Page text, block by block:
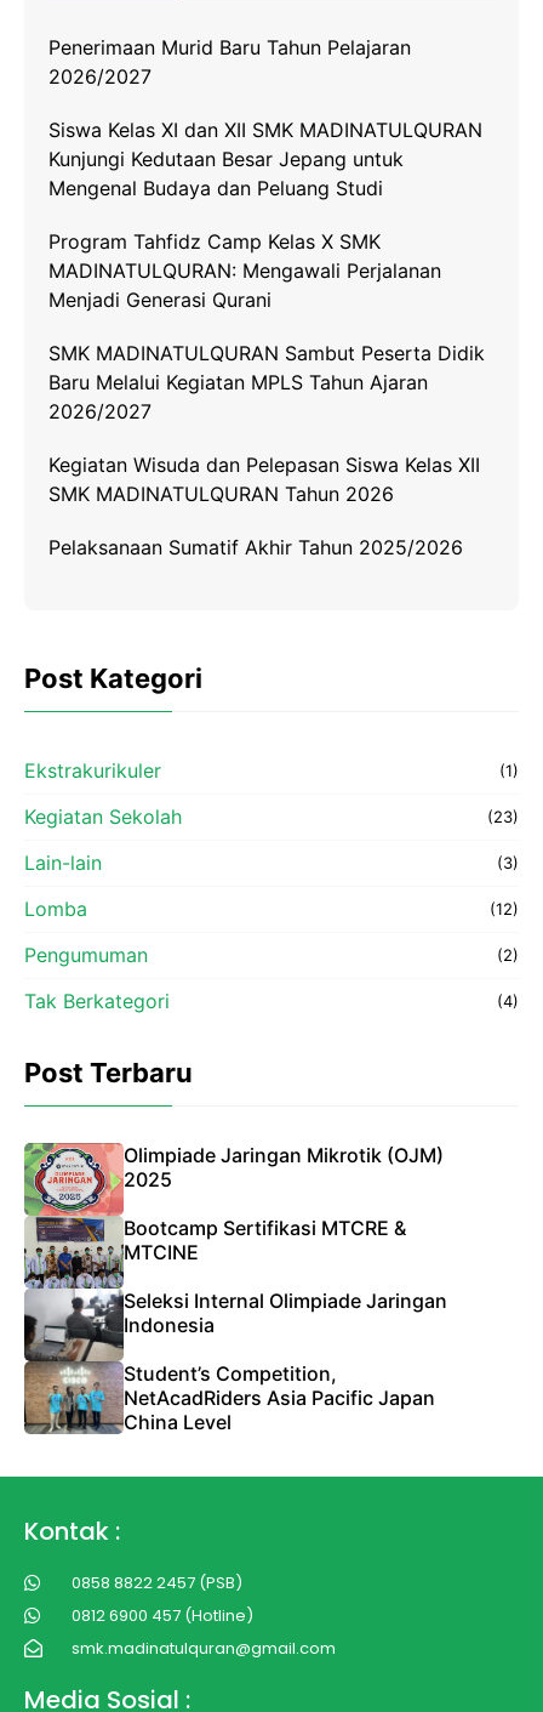
o
r
a
p
n
Penerimaan Murid Baru Tahun Pelajaran
2026/2027
Siswa Kelas XI dan XII SMK MADINATULQURAN
Kunjungi Kedutaan Besar Jepang untuk
Mengenal Budaya dan Peluang Studi
Program Tahfidz Camp Kelas X SMK
MADINATULQURAN: Mengawali Perjalanan
Menjadi Generasi Qurani
SMK MADINATULQURAN Sambut Peserta Didik
Baru Melalui Kegiatan MPLS Tahun Ajaran
2026/2027
Kegiatan Wisuda dan Pelepasan Siswa Kelas XII
SMK MADINATULQURAN Tahun 2026
Pelaksanaan Sumatif Akhir Tahun 2025/2026
Post Kategori
Ekstrakurikuler (1)
Kegiatan Sekolah (23)
Lain-lain (3)
Lomba (12)
Pengumuman (2)
Tak Berkategori (4)
Post Terbaru
Olimpiade Jaringan Mikrotik (OJM)
2025
Bootcamp Sertifikasi MTCRE &
MTCINE
Seleksi Internal Olimpiade Jaringan
Indonesia
Student’s Competition,
NetAcadRiders Asia Pacific Japan
China Level
Kontak :
0858 8822 2457 (PSB)
0812 6900 457 (Hotline)
smk.madinatulquran@gmail.com
Media Sosial :